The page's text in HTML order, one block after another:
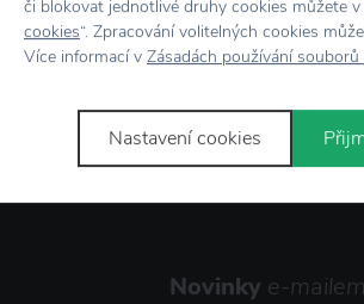
Novinky e-mailem
či blokovat jednotlivé druhy cookies můžete v
cookies“. Zpracování volitelných cookies
Více informací v Zásadách používání souborů
Nastavení cookies